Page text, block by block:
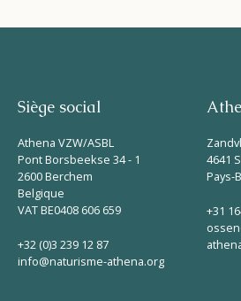
Siège social
Athena VZW/ASBL
Pont Borsbeekse 34 - 1
2600 Berchem
Belgique
VAT BE0408 606 659
+32 (0)3 239 12 87
info@naturisme-athena.org
4641
Pays-
+31